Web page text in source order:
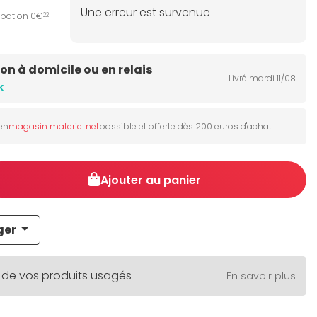
0€22
Une erreur est survenue
à domicile ou en relais
Livré mardi 11/08
magasin materiel.netpossible et offerte dès 200 euros d'achat !
Ajouter au panier
de vos produits usagés En savoir plus